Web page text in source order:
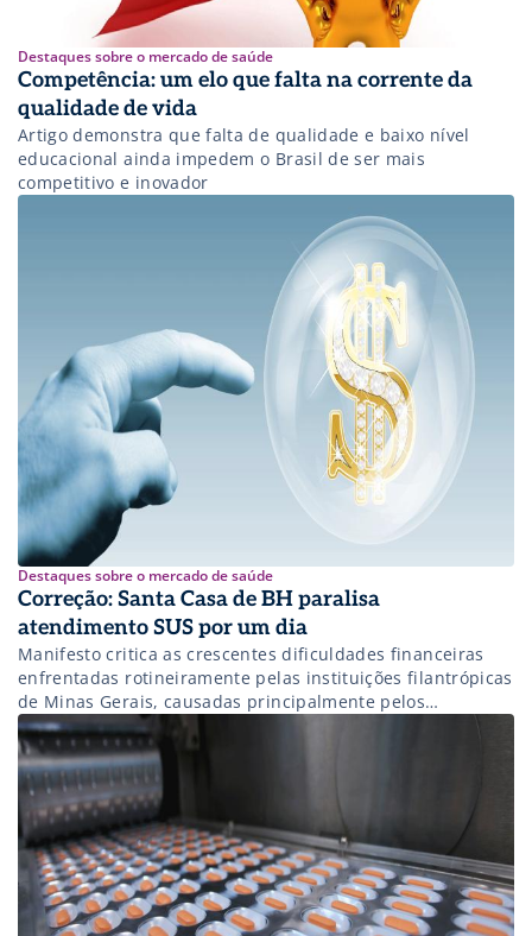
Destaques sobre o mercado de saúde
Competência: um elo que falta na corrente da
qualidade de vida
Artigo demonstra que falta de qualidade e baixo nível
educacional ainda impedem o Brasil de ser mais
competitivo e inovador
Destaques sobre o mercado de saúde
Correção: Santa Casa de BH paralisa
atendimento SUS por um dia
Manifesto critica as crescentes dificuldades financeiras
enfrentadas rotineiramente pelas instituições filantrópicas
de Minas Gerais, causadas principalmente pelos
constantes atrasos nos repasses dos recursos
contratualizados